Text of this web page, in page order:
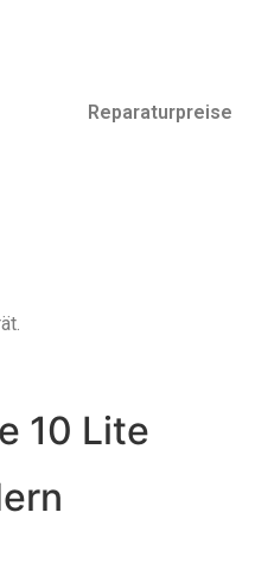
Reparaturpreise
10 Lite